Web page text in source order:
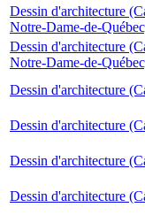
Dessin d'architecture
Notre-Dame-de-
Dessin d'architecture
Notre-Dame-de-
Dessin d'architecture
Dessin d'architecture
Dessin d'architecture
Dessin d'architecture